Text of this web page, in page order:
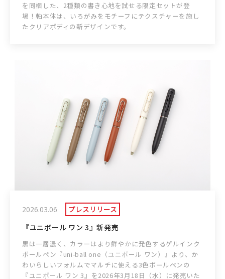
を同梱した、2種類の書き心地を試せる限定セットが登
場！軸本体は、いろがみをモチーフにテクスチャーを施し
たクリアボディの新デザインです。
2026.03.06
プレスリリース
『ユニボール ワン 3』新発売
黒は一層濃く、カラーはより鮮やかに発色するゲルインク
ボールペン『uni-ball one（ユニボール ワン）』より、か
わいらしいフォルムでマルチに使える3色ボールペンの
『ユニボール ワン 3』を2026年3月18日（水）に発売いた